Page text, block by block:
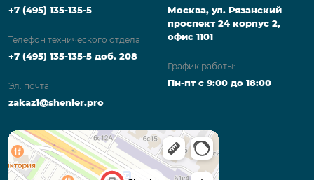
+7 (495) 135-135-5
Телефон технического отдела
+7 (495) 135-135-5 доб. 208
Эл. почта
zakaz1@shenler.pro
Москва, ул. Рязанский
проспект 24 корпус 2,
офис 1101
График работы:
Пн-пт с 9:00 до 18:00